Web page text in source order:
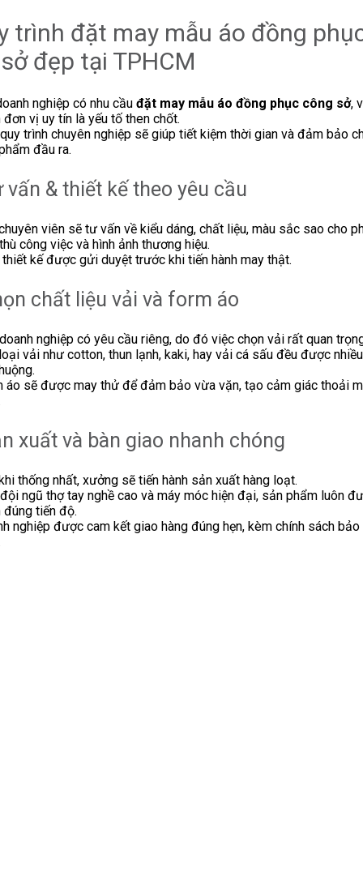
trình đặt may mẫu áo đồng
đẹp tại TPHCM
nghiệp có nhu cầu đặt may mẫu áo đồng phục công sở,
đơn vị uy tín là yếu tố then chốt.
trình chuyên nghiệp sẽ giúp tiết kiệm thời gian và đảm bảo
đầu ra.
vấn & thiết kế theo yêu cầu
viên sẽ tư vấn về kiểu dáng, chất liệu, màu sắc sao cho
công việc và hình ảnh thương hiệu.
kế được gửi duyệt trước khi tiến hành may thật.
chất liệu vải và form áo
nghiệp có yêu cầu riêng, do đó việc chọn vải rất quan
vải như cotton, thun lạnh, kaki, hay vải cá sấu đều được
áo sẽ được may thử để đảm bảo vừa vặn, tạo cảm giác thoải
xuất và bàn giao nhanh chóng
thống nhất, xưởng sẽ tiến hành sản xuất hàng loạt.
ngũ thợ tay nghề cao và máy móc hiện đại, sản phẩm luôn
đúng tiến độ.
nghiệp được cam kết giao hàng đúng hẹn, kèm chính sách bảo